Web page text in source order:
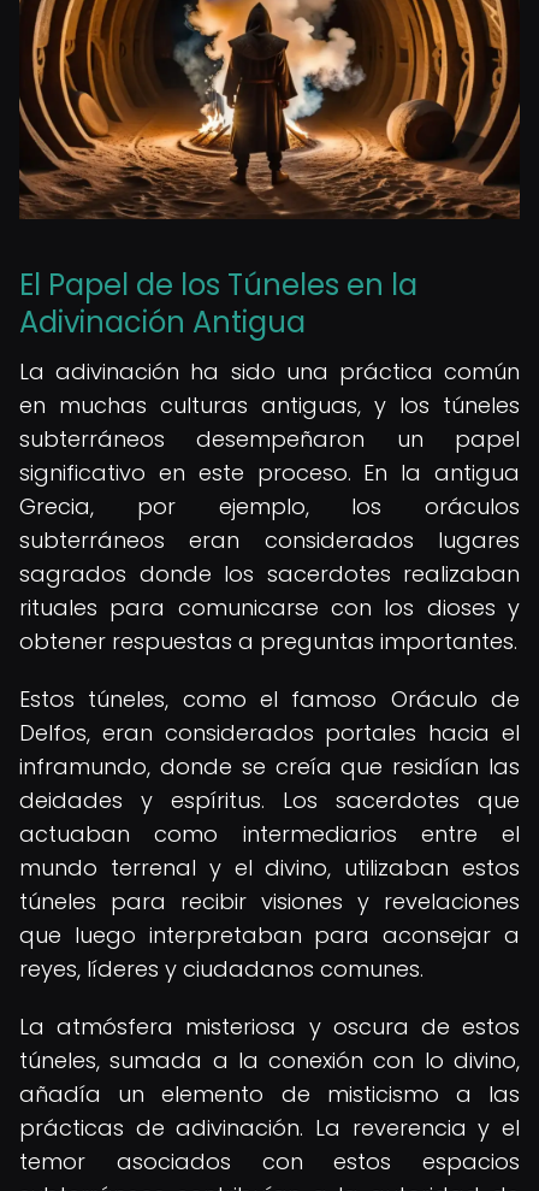
El Papel de los Túneles en la
Adivinación Antigua
La adivinación ha sido una práctica común
en muchas culturas antiguas, y los túneles
subterráneos desempeñaron un papel
significativo en este proceso. En la antigua
Grecia, por ejemplo, los oráculos
subterráneos eran considerados lugares
sagrados donde los sacerdotes realizaban
rituales para comunicarse con los dioses y
obtener respuestas a preguntas importantes.
Estos túneles, como el famoso Oráculo de
Delfos, eran considerados portales hacia el
inframundo, donde se creía que residían las
deidades y espíritus. Los sacerdotes que
actuaban como intermediarios entre el
mundo terrenal y el divino, utilizaban estos
túneles para recibir visiones y revelaciones
que luego interpretaban para aconsejar a
reyes, líderes y ciudadanos comunes.
La atmósfera misteriosa y oscura de estos
túneles, sumada a la conexión con lo divino,
añadía un elemento de misticismo a las
prácticas de adivinación. La reverencia y el
temor asociados con estos espacios